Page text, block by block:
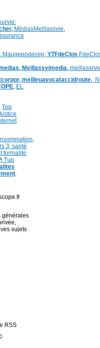
MédiasMeillassvie,
Maugepodecep, YTFdeClos
Meillassvimedia,
meilleuavocataccidroute,
, EL
, Top
,
3, santé
formalité
Tup
,
générales
sujets
RSS